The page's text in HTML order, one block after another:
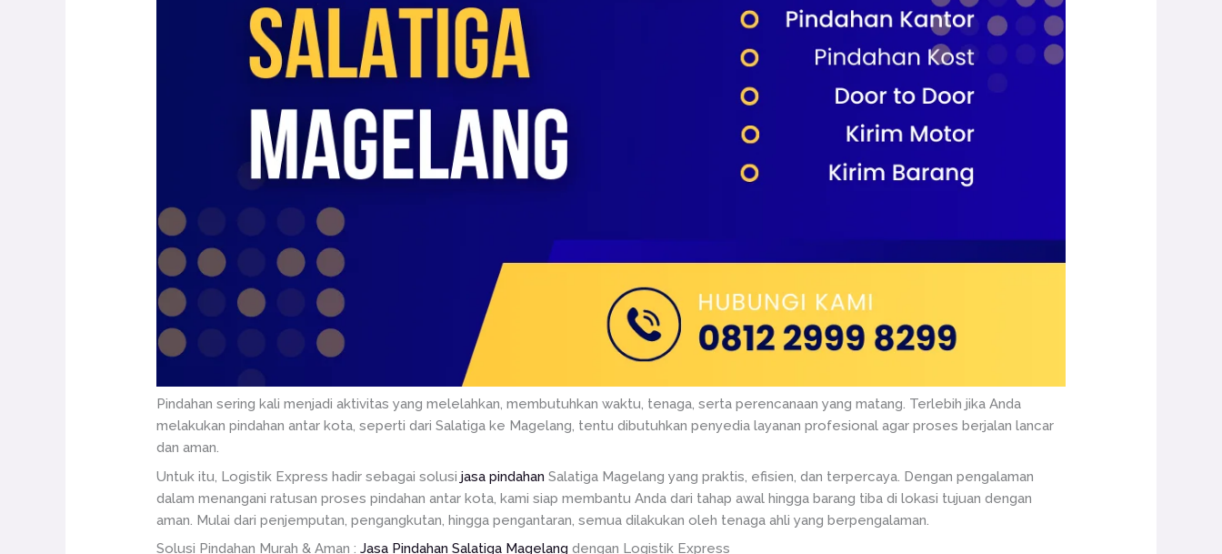
Pindahan sering kali menjadi aktivitas yang melelahkan, membutuhkan waktu, tenaga, serta perencanaan yang matang. Terlebih jika Anda
melakukan pindahan antar kota, seperti dari Salatiga ke Magelang, tentu dibutuhkan penyedia layanan profesional agar proses berjalan lancar
dan aman.
Untuk itu, Logistik Express hadir sebagai solusijasa pindahan Salatiga Magelang yang praktis, efisien, dan terpercaya. Dengan pengalaman
dalam menangani ratusan proses pindahan antar kota, kami siap membantu Anda dari tahap awal hingga barang tiba di lokasi tujuan dengan
aman. Mulai dari penjemputan, pengangkutan, hingga pengantaran, semua dilakukan oleh tenaga ahli yang berpengalaman.
Solusi Pindahan Murah & Aman :Jasa Pindahan Salatiga Magelang dengan Logistik Express